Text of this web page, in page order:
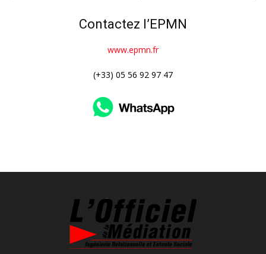
Contactez l’EPMN
www.epmn.fr
(+33) 05 56 92 97 47